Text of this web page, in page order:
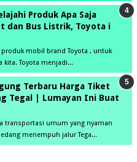
Produk Apa Saja
dan Bus Listrik, Toyota i
mobil brand Toyota , untuk
kita. Toyota menjadi...
Terbaru Harga Tiket
Tegal | Lumayan Ini Buat
transportasi umum yang nyaman
menempuh jalur Tega...